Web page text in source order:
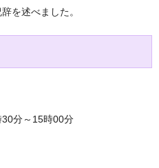
を述べました。
分～15時00分